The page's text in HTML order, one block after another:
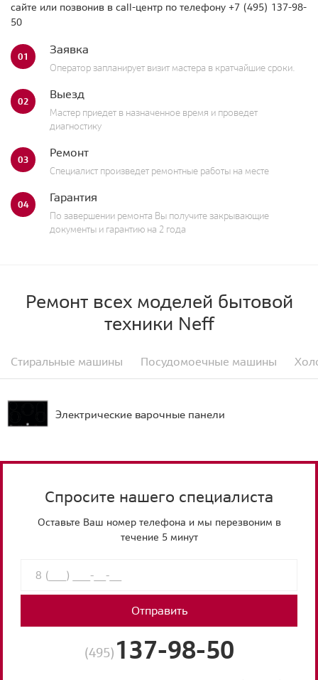
сайте или позвонив в call-центр по телефону +7 (495) 137-98-
50
01 Заявка
Оператор запланирует визит мастера в кратчайшие сроки.
02 Выезд
Мастер приедет в назначенное время и проведет
диагностику
03 Ремонт
Специалист произведет ремонтные работы на месте
04 Гарантия
По завершении ремонта Вы получите закрывающие
документы и гарантию на 2 года
Ремонт всех моделей бытовой
техники Neff
Стиральные машины Посудомоечные машины
Электрические варочные панели
Спросите нашего специалиста
Оставьте Ваш номер телефона и мы перезвоним в
течение 5 минут
Отправить
(495) 137-98-50